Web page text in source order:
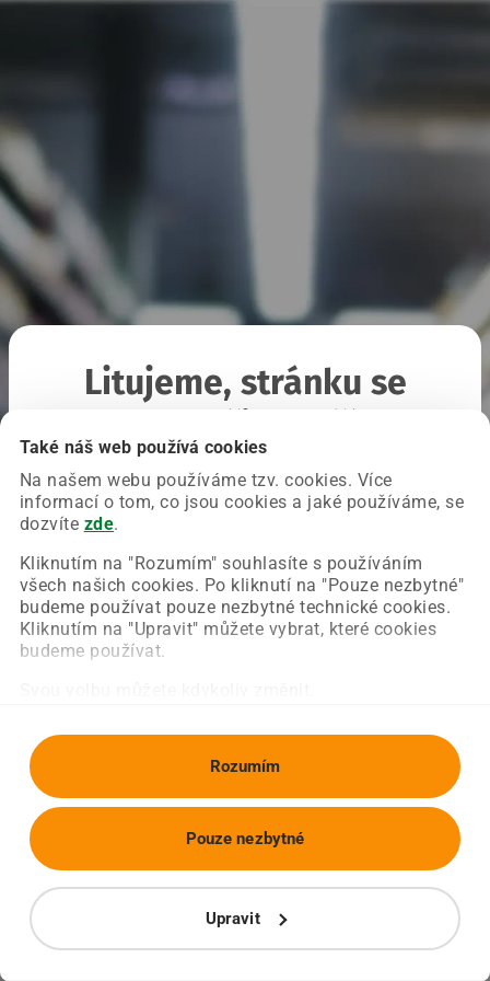
Také náš web používá cookies
Na našem webu používáme tzv. cookies. Více
informací o tom, co jsou cookies a jaké používáme, se
dozvíte zde.
Kliknutím na "Rozumím" souhlasíte s používáním
všech našich cookies. Po kliknutí na "Pouze nezbytné"
budeme používat pouze nezbytné technické cookies.
Kliknutím na "Upravit" můžete vybrat, které cookies
budeme používat.
Rozumím
Upravit
Pouze nezbytné
Litujeme, stránku se
Chyba nastala na naší straně a už ji opravujeme.
Zkuste prosím znovu načíst požadovanou stránku.
Obnovit stránku Úvodní strana